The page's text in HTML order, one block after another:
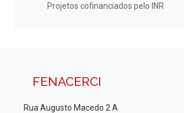
Projetos cofinanciados pelo INR
FENACERCI
Rua Augusto Macedo 2 A